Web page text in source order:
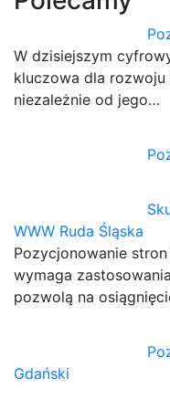
W dzisiejszym
kluczowa dla
niezależnie od jego…
WWW Ruda Śląska
Pozycjonowanie
wymaga
pozwolą na
Gdański